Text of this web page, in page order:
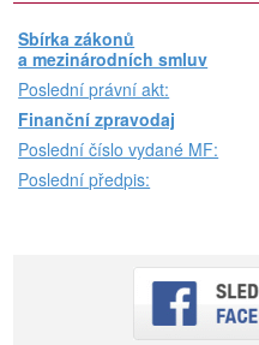
Sbírka zákonů
a mezinárodních smluv
Poslední právní akt:
Finanční zpravodaj
Poslední číslo vydané MF:
Poslední předpis: